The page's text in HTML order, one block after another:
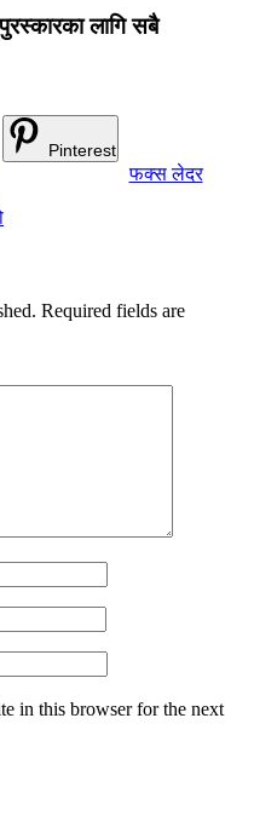
लागि सबै
Pinterest
फक्स लेदर
Required fields are
in this browser for the next